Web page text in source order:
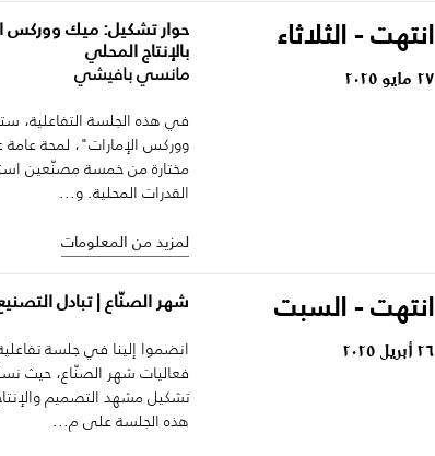
انتهت - الثلاثاء
٢٧ مايو ٢٠٢٥
حوار تشكيل: ميك ووركس
بالإنتاج المحلي
مانسي بافيشي
في هذه الجلسة
ووركس الإمارات"، لمحة
مختارة من خمسة مصنّعين
القدرات المحلية. و...
لمزيد من المعلومات
انتهت - السبت
٢٦ أبريل ٢٠٢٥
شهر الصنّاع | تبادل
انضموا إلينا في جلسة
فعاليات شهر الصنّاع، حيث
تشكيل مشهد التصميم
هذه الجلسة على م...